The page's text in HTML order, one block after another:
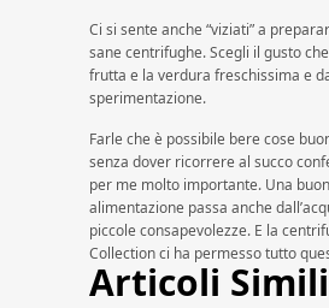
Ci si sente anche “viziati” a
sane centrifughe. Scegli il gusto
frutta e la verdura freschissima e
sperimentazione.
Farle che è possibile bere cose
senza dover ricorrere al succo
per me molto importante. Una
alimentazione passa anche
piccole consapevolezze. E la
Collection ci ha permesso tutto
Articoli Simili